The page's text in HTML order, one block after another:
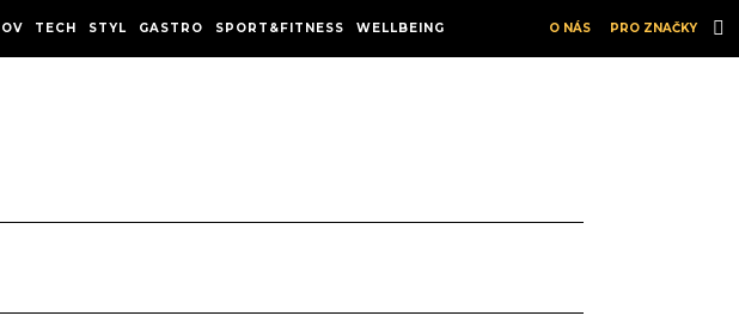
TECH STYL GASTRO SPORT&FITNESS WELLBEING O NÁS PRO ZNAČKY